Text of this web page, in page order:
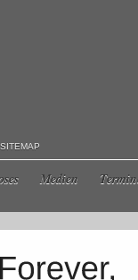
SITEMAP
Medien